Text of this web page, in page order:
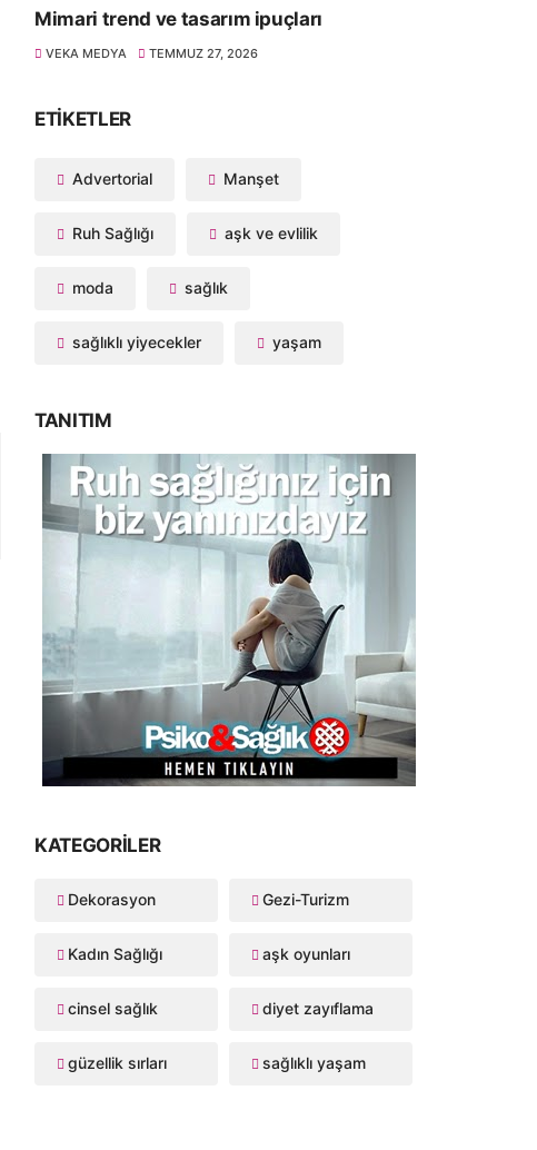
Mimari trend ve tasarım ipuçları
VEKA MEDYA TEMMUZ 27, 2026
ETIKETLER
Advertorial Manşet
Ruh Sağlığı aşk ve evlilik
moda sağlık
sağlıklı yiyecekler yaşam
TANITIM
KATEGORILER
Dekorasyon Gezi-Turizm
Kadın Sağlığı aşk oyunları
cinsel sağlık diyet zayıflama
güzellik sırları sağlıklı yaşam